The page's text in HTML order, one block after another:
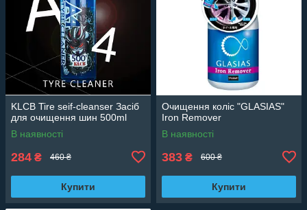
KLCB Tire seif-cleanser Засіб
для очищення шин 500ml
В наявності
284 ₴ 460 ₴
Купити
Очищення коліс "GLASIAS"
Iron Remover
В наявності
383 ₴ 600 ₴
Купити